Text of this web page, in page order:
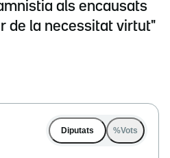
als encausats
de la necessitat virtut"
Diputats %Vots